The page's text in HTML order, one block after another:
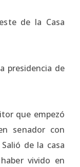
de la Casa
presidencia de
que empezó
senador con
de la casa
vivido en